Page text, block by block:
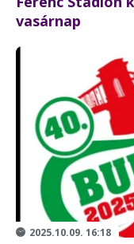
vasárnap
2025.10.09. 16:18